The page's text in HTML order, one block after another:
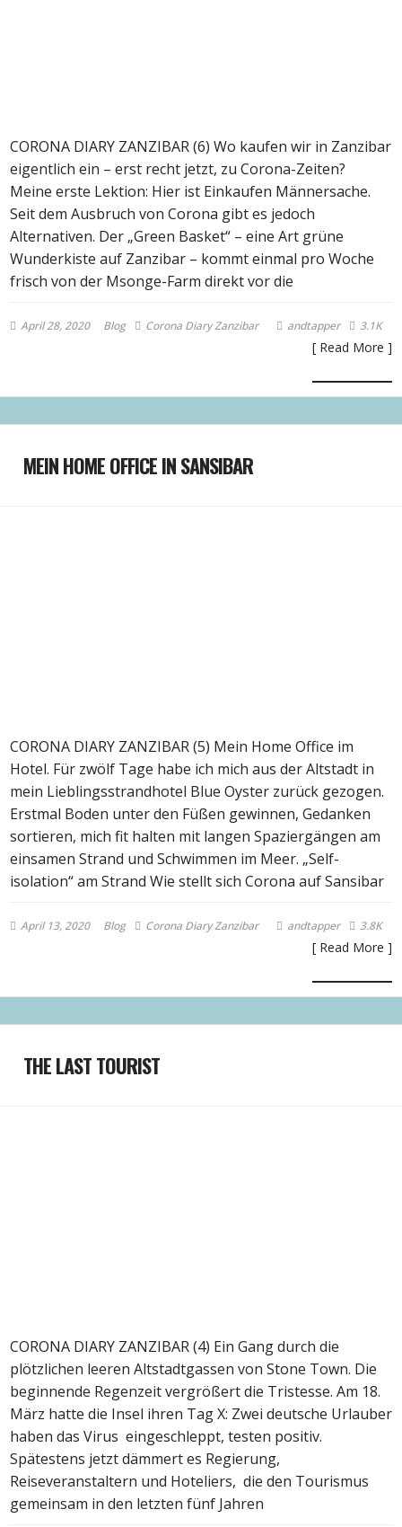
CORONA DIARY ZANZIBAR (6) Wo kaufen wir in Zanzibar
eigentlich ein – erst recht jetzt, zu Corona-Zeiten?
Meine erste Lektion: Hier ist Einkaufen Männersache.
Seit dem Ausbruch von Corona gibt es jedoch
Alternativen. Der „Green Basket“ – eine Art grüne
Wunderkiste auf Zanzibar – kommt einmal pro Woche
frisch von der Msonge-Farm direkt vor die
April 28, 2020 Blog Corona Diary Zanzibar andtapper 3.1K
[ Read More ]
MEIN HOME OFFICE IN SANSIBAR
CORONA DIARY ZANZIBAR (5) Mein Home Office im
Hotel. Für zwölf Tage habe ich mich aus der Altstadt in
mein Lieblingsstrandhotel Blue Oyster zurück gezogen.
Erstmal Boden unter den Füßen gewinnen, Gedanken
sortieren, mich fit halten mit langen Spaziergängen am
einsamen Strand und Schwimmen im Meer. „Self-
isolation“ am Strand Wie stellt sich Corona auf Sansibar
April 13, 2020 Blog Corona Diary Zanzibar andtapper 3.8K
[ Read More ]
THE LAST TOURIST
CORONA DIARY ZANZIBAR (4) Ein Gang durch die
plötzlichen leeren Altstadtgassen von Stone Town. Die
beginnende Regenzeit vergrößert die Tristesse. Am 18.
März hatte die Insel ihren Tag X: Zwei deutsche Urlauber
haben das Virus eingeschleppt, testen positiv.
Spätestens jetzt dämmert es Regierung,
Reiseveranstaltern und Hoteliers, die den Tourismus
gemeinsam in den letzten fünf Jahren